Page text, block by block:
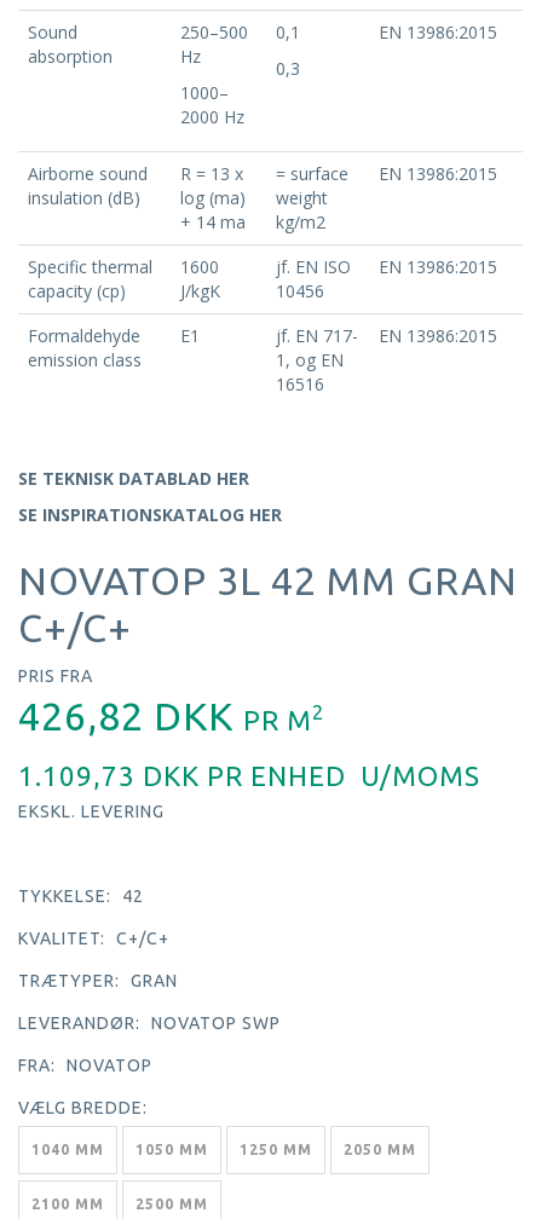
Sound
absorption
250–500
Hz
1000–
2000 Hz
0,1
0,3
EN 13986:2015
Airborne sound
insulation (dB)
R = 13 x
log (ma)
+ 14 ma
= surface
weight
kg/m2
EN 13986:2015
Specific thermal
capacity (cp)
1600
J/kgK
jf. EN ISO
10456
EN 13986:2015
Formaldehyde
emission class
E1
jf. EN 717-
1, og EN
16516
EN 13986:2015
SE TEKNISK DATABLAD HER
SE INSPIRATIONSKATALOG HER
NOVATOP 3L 42 MM GRAN
C+/C+
PRIS FRA
426,82 DKK PR M2
1.109,73 DKK PR ENHED U/MOMS
EKSKL. LEVERING
TYKKELSE: 42
KVALITET: C+/C+
TRÆTYPER: GRAN
LEVERANDØR: NOVATOP SWP
FRA: NOVATOP
VÆLG BREDDE:
1040 MM 1050 MM 1250 MM 2050 MM
2100 MM 2500 MM